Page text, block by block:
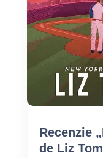
Recenzie
de Liz